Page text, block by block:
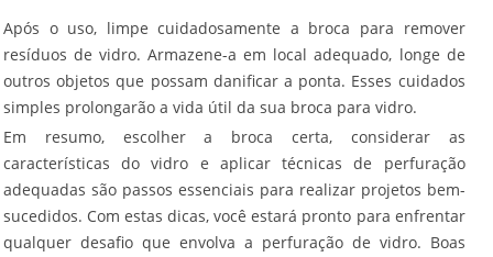
Após o uso, limpe cuidadosamente a broca para remover
resíduos de vidro. Armazene-a em local adequado, longe de
outros objetos que possam danificar a ponta. Esses cuidados
simples prolongarão a vida útil da sua broca para vidro.
Em resumo, escolher a broca certa, considerar as
características do vidro e aplicar técnicas de perfuração
adequadas são passos essenciais para realizar projetos bem-
sucedidos. Com estas dicas, você estará pronto para enfrentar
qualquer desafio que envolva a perfuração de vidro. Boas